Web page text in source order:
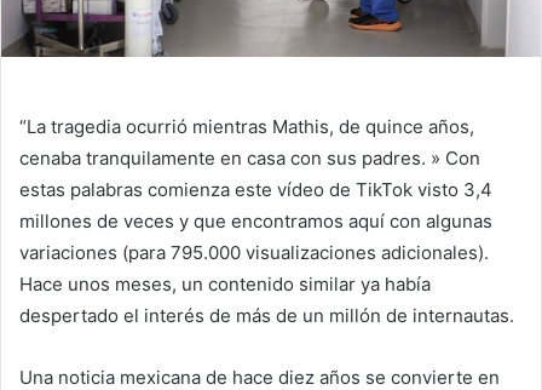
“La tragedia ocurrió mientras Mathis, de quince años,
cenaba tranquilamente en casa con sus padres. » Con
estas palabras comienza este vídeo de TikTok visto 3,4
millones de veces y que encontramos aquí con algunas
variaciones (para 795.000 visualizaciones adicionales).
Hace unos meses, un contenido similar ya había
despertado el interés de más de un millón de internautas.
Una noticia mexicana de hace diez años se convierte en